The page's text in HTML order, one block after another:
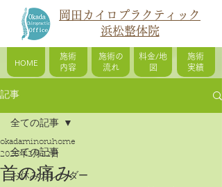
HOME
施術
内容
施術の
流れ
料金/地
図
施術
実績
岡田カイロプラクティック
浜松整体院
記事
全ての記事
お休みカレンダー
全ての記事
首の痛み
okadaminoruhome
2025年2月22日